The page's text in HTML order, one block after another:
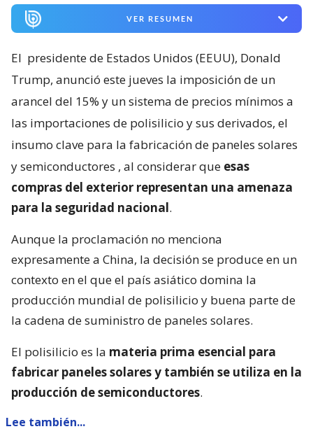
VER RESUMEN
El presidente de Estados Unidos (EEUU), Donald
Trump, anunció este jueves la imposición de un
arancel del 15% y un sistema de precios mínimos a
las importaciones de polisilicio y sus derivados, el
insumo clave para la fabricación de paneles solares
y semiconductores , al considerar que esas
compras del exterior representan una amenaza
para la seguridad nacional.
Aunque la proclamación no menciona
expresamente a China, la decisión se produce en un
contexto en el que el país asiático domina la
producción mundial de polisilicio y buena parte de
la cadena de suministro de paneles solares.
El polisilicio es la materia prima esencial para
fabricar paneles solares y también se utiliza en la
producción de semiconductores.
Lee también...